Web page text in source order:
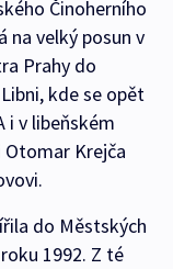
Činoherního
na velký posun v
Prahy do
kde se opět
i v libeňském
Otomar Krejča
do Městských
1992. Z té